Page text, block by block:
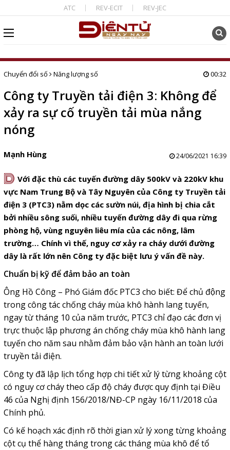
ATC REV-ECIT REV-JEC
Chuyển đổi số Năng lượng số 00:32
Công ty Truyền tải điện 3: Không để
xảy ra sự cố truyền tải mùa nắng
nóng
Mạnh Hùng 24/06/2021 16:39
D Với đặc thù các tuyến đường dây 500kV và 220kV khu
vực Nam Trung Bộ và Tây Nguyên của Công ty Truyền tải
điện 3 (PTC3) nằm dọc các sườn núi, địa hình bị chia cắt
bởi nhiều sông suối, nhiều tuyến đường dây đi qua rừng
phòng hộ, vùng nguyên liêu mía của các nông, lâm
trường… Chính vì thế, nguy cơ xảy ra cháy dưới đường
dây là rất lớn nên Công ty đặc biệt lưu ý vấn đề này.
Chuẩn bị kỹ để đảm bảo an toàn
Ông Hồ Công – Phó Giám đốc PTC3 cho biết: Để chủ động
trong công tác chống cháy mùa khô hành lang tuyến,
ngay từ tháng 10 của năm trước, PTC3 chỉ đạo các đơn vị
trực thuộc lập phương án chống cháy mùa khô hành lang
tuyến cho năm sau nhằm đảm bảo vận hành an toàn lưới
truyền tải điện.
Công ty đã lập lịch tổng hợp chi tiết xử lý từng khoảng cột
có nguy cơ cháy theo cấp độ cháy được quy định tại Điều
46 của Nghị định 156/2018/NĐ-CP ngày 16/11/2018 của
Chính phủ.
Có kế hoạch xác định rõ thời gian xử lý xong từng khoảng
cột cụ thể hàng tháng trong các tháng mùa khô để tổ